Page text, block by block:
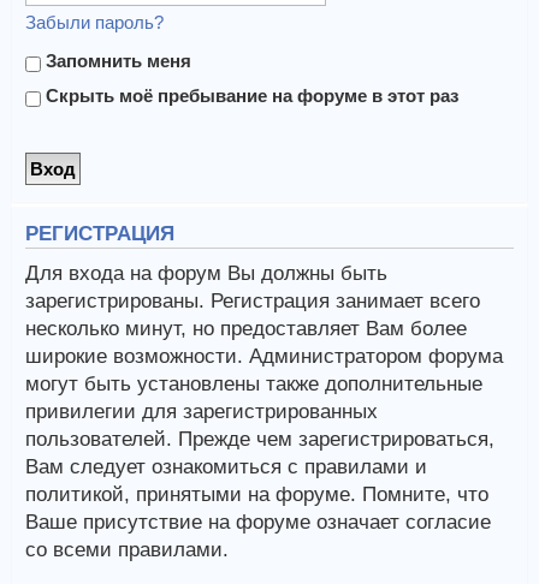
Забыли пароль?
Запомнить меня
Скрыть моё пребывание на форуме в этот раз
РЕГИСТРАЦИЯ
Для входа на форум Вы должны быть
зарегистрированы. Регистрация занимает всего
несколько минут, но предоставляет Вам более
широкие возможности. Администратором форума
могут быть установлены также дополнительные
привилегии для зарегистрированных
пользователей. Прежде чем зарегистрироваться,
Вам следует ознакомиться с правилами и
политикой, принятыми на форуме. Помните, что
Ваше присутствие на форуме означает согласие
со всеми правилами.